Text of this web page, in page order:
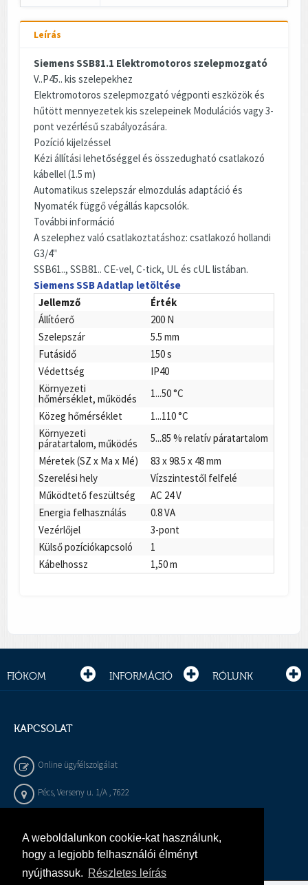
A weboldalunkon cookie-kat használunk,
hogy a legjobb felhasználói élményt
nyújthassuk. Részletes leírás
Leírás
Siemens SSB81.1 Elektromotoros szelepmozgató
V..P45.. kis szelepekhez
Elektromotoros szelepmozgató végponti eszközök és
hűtött mennyezetek kis szelepeinek Modulációs vagy 3-
pont vezérlésű szabályozására.
Pozíció kijelzéssel
Kézi állítási lehetőséggel és összedugható csatlakozó
kábellel (1.5 m)
Automatikus szelepszár elmozdulás adaptáció és
Nyomaték függő végállás kapcsolók.
További információ
A szelephez való csatlakoztatáshoz: csatlakozó hollandi
G3/4"
SSB61.., SSB81.. CE-vel, C-tick, UL és cUL listában.
Siemens SSB Adatlap letöltése
Jellemző
Érték
Állítóerő
200 N
Szelepszár
5.5 mm
Futásidő
150 s
Védettség
IP40
Környezeti
hőmérséklet, működés
1...50 °C
Közeg hőmérséklet
1...110 °C
Környezeti
páratartalom, működés
5...85 % relatív páratartalom
Méretek (SZ x Ma x Mé)
83 x 98.5 x 48 mm
Szerelési hely
Vízszintestől felfelé
Működtető feszültség
AC 24 V
Energia felhasználás
0.8 VA
Vezérlőjel
3-pont
Külső pozíciókapcsoló
1
Kábelhossz
1,50 m
FIÓKOM INFORMÁCIÓ RÓLUNK
KAPCSOLAT
Online ügyfélszolgálat
Pécs, Verseny u. 1/A , 7622
info@gepeszbolt.hu